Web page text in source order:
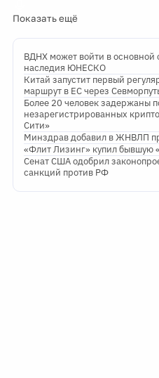
Показать ещё
ВДНХ может войти в основной
наследия ЮНЕСКО
Китай запустит первый
маршрут в ЕС через
Более 20 человек задержаны
незарегистрированных
Сити»
Минздрав добавил в ЖНВЛП
«Флит Лизинг» купил бывшую
Сенат США одобрил
санкций против РФ